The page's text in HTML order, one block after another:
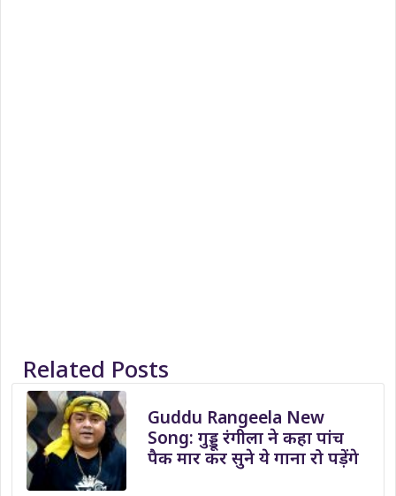
Related Posts
Guddu Rangeela New
Song: गुड्डू रंगीला ने कहा पांच
पैक मार कर सुने ये गाना रो पड़ेंगे